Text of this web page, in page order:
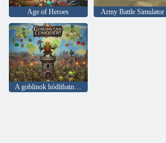
Age of Heroes Army Battle Simulator
A goblinok hódíthatnak!